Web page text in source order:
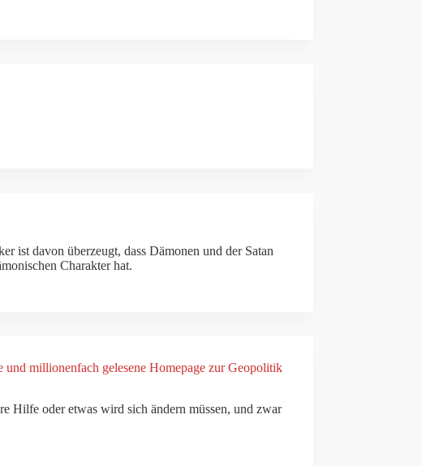
ist davon überzeugt, dass Dämonen und der Satan
Charakter hat.
und millionenfach gelesene Homepage zur Geopolitik
Hilfe oder etwas wird sich ändern müssen, und zwar